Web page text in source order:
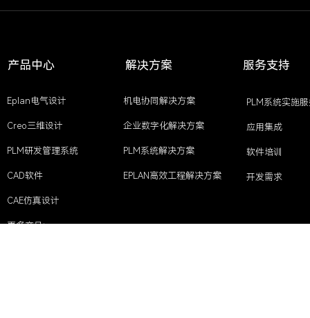
机电协同解决方案
企业数字化解决方案
PLM系统解决方案
EPLAN高效工程解决方案
产品中心 解决方案 服务支持
PLM系统实施
应用集成
软件培训
开发需求
Eplan电气设计
Creo三维设计
PLM研发管理系统
CAD软件
CAE仿真设计
更多产品>